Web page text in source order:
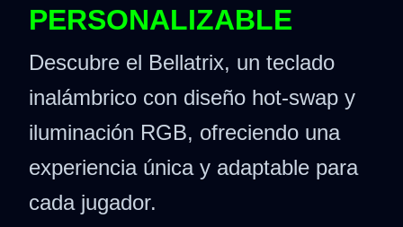
PERSONALIZABLE
Descubre el Bellatrix, un teclado
inalámbrico con diseño hot-swap y
iluminación RGB, ofreciendo una
experiencia única y adaptable para
cada jugador.